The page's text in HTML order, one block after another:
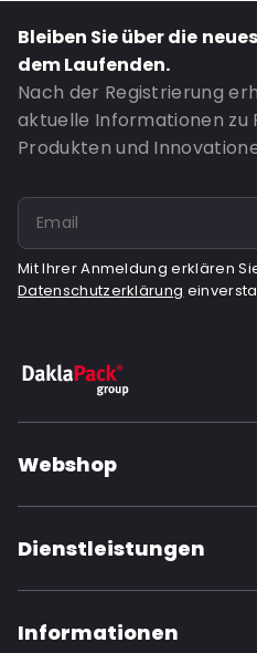
Bleiben Sie über die
dem Laufenden.
Nach der Registrierung
aktuelle Informationen zu
Produkten und
Mit Ihrer Anmeldung erklären
Datenschutzerklärung
Webshop
Dienstleistungen
Informationen